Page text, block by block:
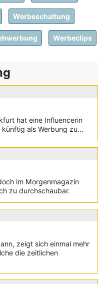
Werbeschaltung
Werbeclips
hat eine Influencerin
als Werbung zu...
im Morgenmagazin
zu durchschaubar.
zeigt sich einmal mehr
die zeitlichen